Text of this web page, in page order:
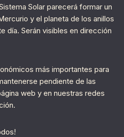
Solar parecerá formar un
y el planeta de los anillos
día. Serán visibles en dirección
más importantes para
pendiente de las
web y en nuestras redes